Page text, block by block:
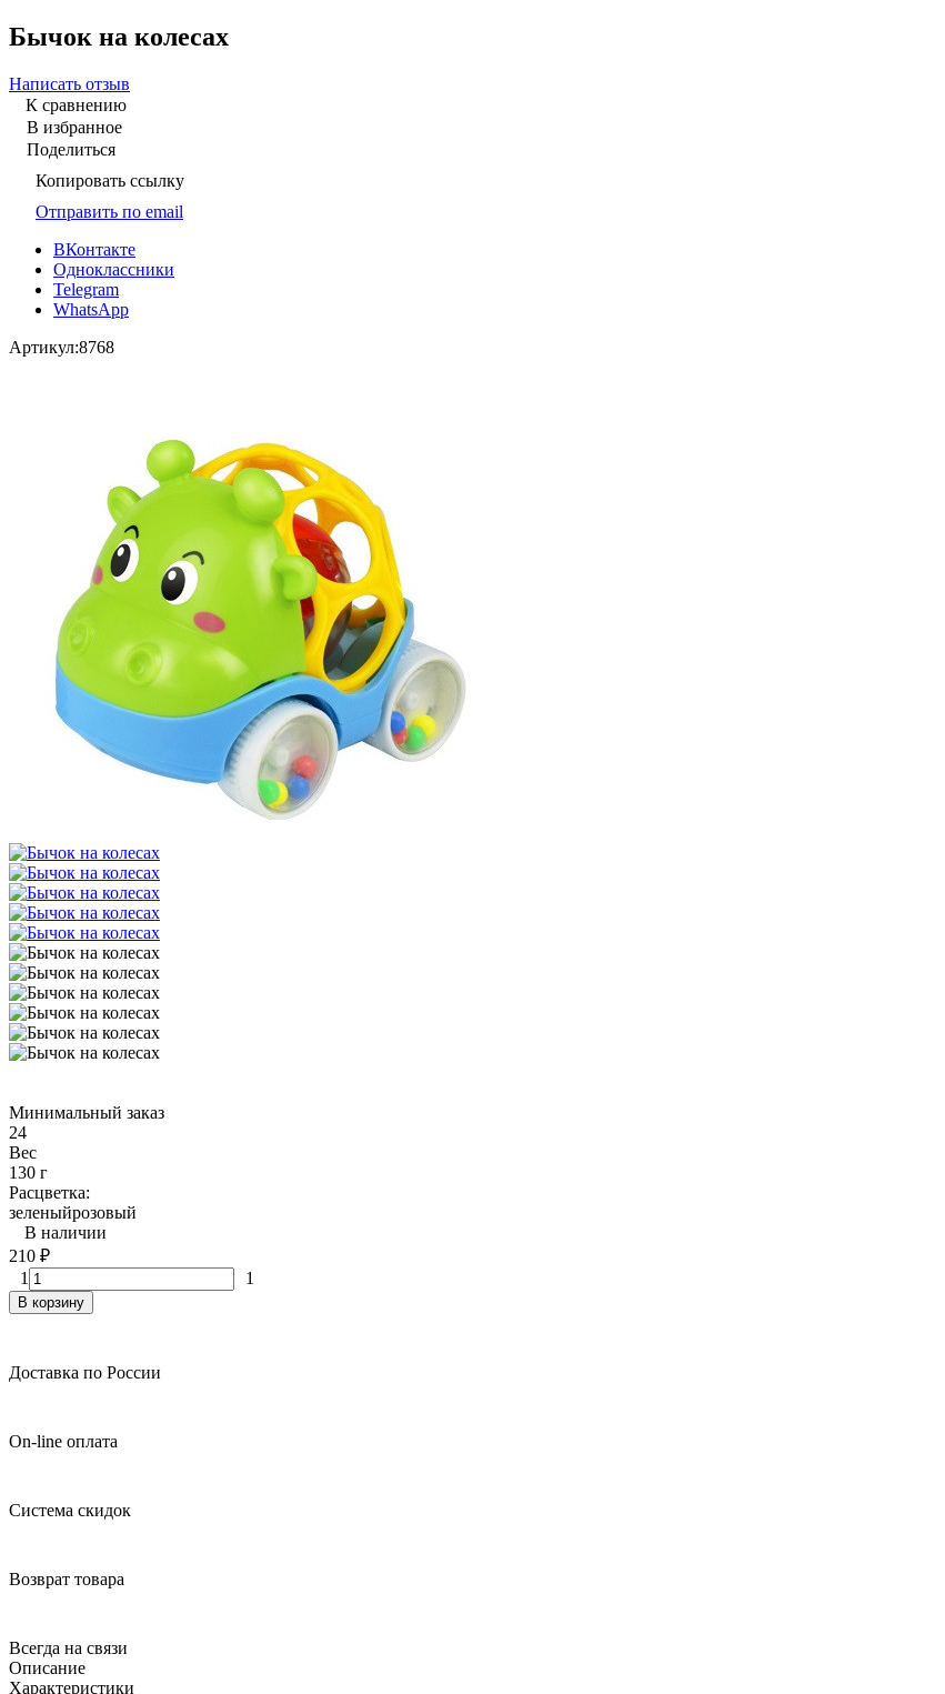
Бычок на колесах
Написать отзыв
К сравнению
В избранное
Поделиться
Копировать ссылку
Отправить по email
ВКонтакте
Одноклассники
Telegram
WhatsApp
Артикул:8768
Минимальный заказ
24
Вес
130 г
Расцветка:
зеленыйрозовый
В наличии
210 ₽
1
1
В корзину
Доставка по России
On-line оплата
Система скидок
Возврат товара
Всегда на связи
Описание
Характеристики